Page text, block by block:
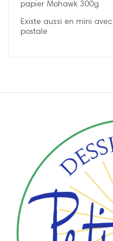
papier Mohawk 300g
Existe aussi en mini
postale